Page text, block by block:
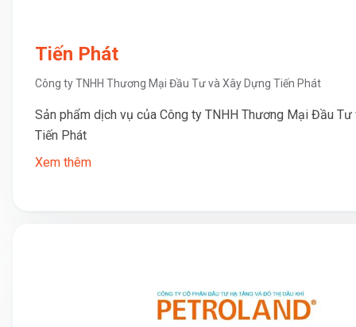
Tiến Phát
Công ty TNHH Thương Mại Đầu Tư và Xây Dựng Tiến Phát
Sản phẩm dịch vụ của Công ty TNHH Thương Mại Đầu Tư
Tiến Phát
Xem thêm